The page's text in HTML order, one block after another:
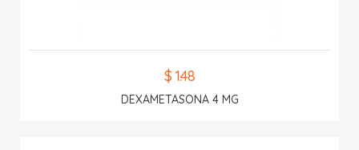
$ 1.48
DEXAMETASONA 4 MG